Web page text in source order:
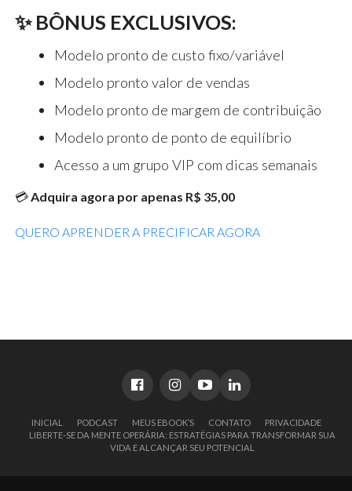
✨ BÔNUS EXCLUSIVOS:
Modelo pronto de custo fixo/variável
Modelo pronto valor de vendas
Modelo pronto de margem de contribuição
Modelo pronto de ponto de equilíbrio
Acesso a um grupo VIP com dicas semanais
💳Adquira agora por apenas R$ 35,00
QUERO APRENDER A PRECIFICAR AGORA
INICIAL PODCAST MEUS EBOOK’S CONTATO
PRIVACIDADE
LIBERTE-SE DA MENTE OPERÁRIA: ESTRATÉGIAS PARA TRANSFORMAR SUA
VIDA E ALCANÇAR SEU POTENCIAL